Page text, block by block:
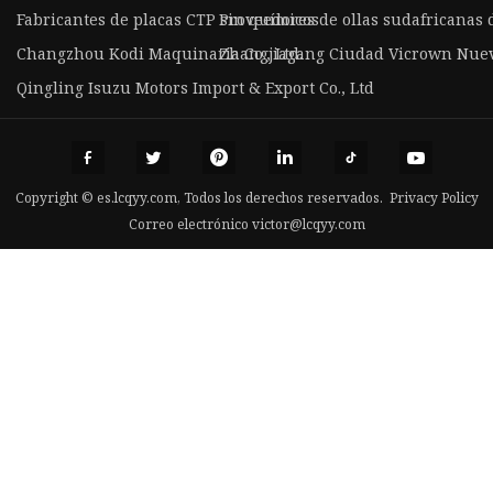
Fabricantes de placas CTP sin químicos
Proveedores de ollas
Changzhou Kodi Maquinaria Co., Ltd.Zhangjiagang Ciudad Vicrown
Qingling Isuzu Motors Import & Export Co., Ltd
Copyright © es.lcqyy.com, Todos los derechos reservados. Privacy Policy
Correo electrónico victor@lcqyy.com